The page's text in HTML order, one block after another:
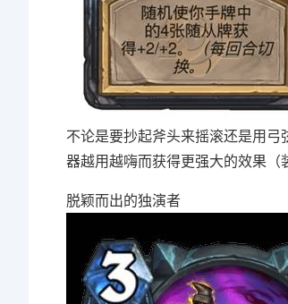
不论是要抄起斧头来摇滚还是用
器越用越嗨而获得更强大的效果（
脱颖而出的独演者